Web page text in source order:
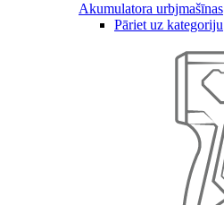
Akumulatora urbjmašīnas
Pāriet uz kategoriju